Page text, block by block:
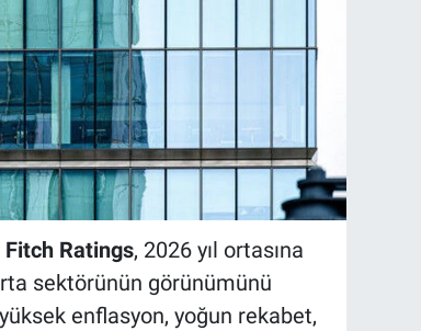
Fitch Ratings, 2026 yıl ortasına
sektörünün görünümünü
enflasyon, yoğun rekabet,